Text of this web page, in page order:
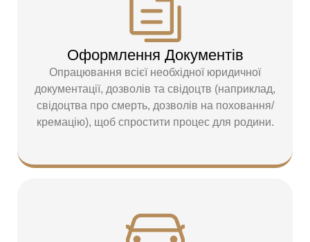
Оформлення Документів
Опрацювання всієї необхідної юридичної
документації, дозволів та свідоцтв (наприклад,
свідоцтва про смерть, дозволів на поховання/
кремацію), щоб спростити процес для родини.